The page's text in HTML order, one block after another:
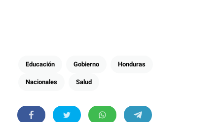
Educación Gobierno Honduras
Nacionales Salud